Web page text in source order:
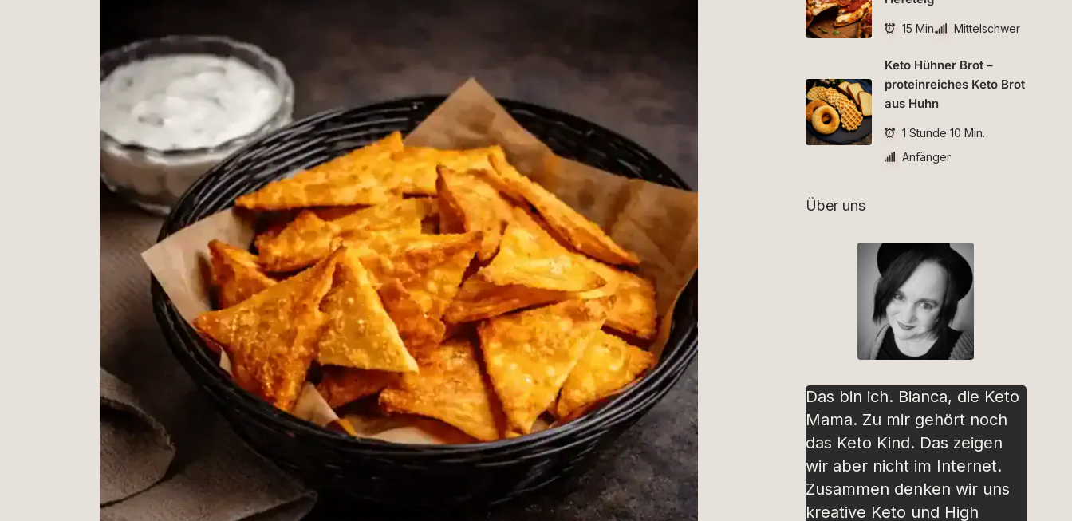
15 Min. Mittelschwer
Keto Hühner Brot –
proteinreiches Keto Brot
aus Huhn
1 Stunde 10 Min.
Anfänger
Über uns
Das bin ich. Bianca, die Keto
Mama. Zu mir gehört noch
das Keto Kind. Das zeigen
wir aber nicht im Internet.
Zusammen denken wir uns
kreative Keto und High